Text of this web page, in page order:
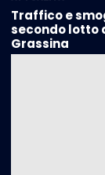
Traffico e
secondo lotto
Grassina